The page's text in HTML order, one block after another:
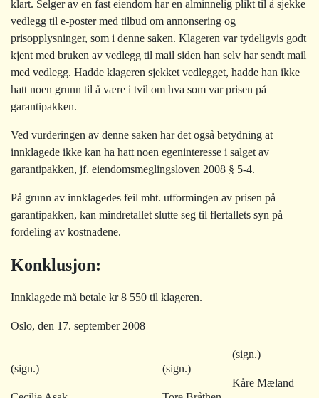
klart. Selger av en fast eiendom har en alminnelig plikt til å sjekke
vedlegg til e-poster med tilbud om annonsering og
prisopplysninger, som i denne saken. Klageren var tydeligvis godt
kjent med bruken av vedlegg til mail siden han selv har sendt mail
med vedlegg. Hadde klageren sjekket vedlegget, hadde han ikke
hatt noen grunn til å være i tvil om hva som var prisen på
garantipakken.
Ved vurderingen av denne saken har det også betydning at
innklagede ikke kan ha hatt noen egeninteresse i salget av
garantipakken, jf. eiendomsmeglingsloven 2008 § 5-4.
På grunn av innklagedes feil mht. utformingen av prisen på
garantipakken, kan mindretallet slutte seg til flertallets syn på
fordeling av kostnadene.
Konklusjon:
Innklagede må betale kr 8 550 til klageren.
Oslo, den 17. september 2008
(sign.) (sign.)
(sign.)
Kåre Mæland